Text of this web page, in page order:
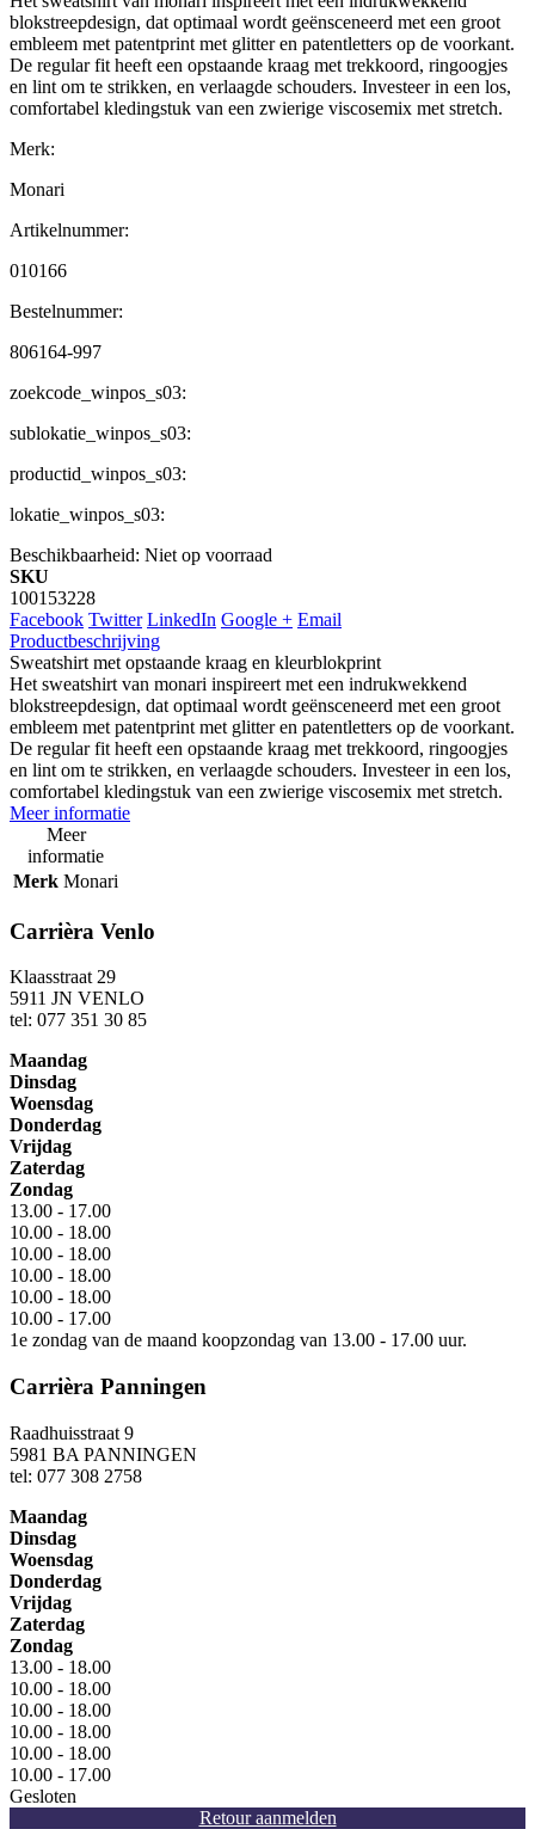
blokstreepdesign, dat optimaal wordt geënsceneerd met een groot
embleem met patentprint met glitter en patentletters op de voorkant.
De regular fit heeft een opstaande kraag met trekkoord, ringoogjes
en lint om te strikken, en verlaagde schouders. Investeer in een los,
comfortabel kledingstuk van een zwierige viscosemix met stretch.
Merk:
Monari
Artikelnummer:
010166
Bestelnummer:
806164-997
zoekcode_winpos_s03:
sublokatie_winpos_s03:
productid_winpos_s03:
lokatie_winpos_s03:
Beschikbaarheid: Niet op voorraad
SKU
100153228
Facebook Twitter LinkedIn Google + Email
Productbeschrijving
Sweatshirt met opstaande kraag en kleurblokprint
Het sweatshirt van monari inspireert met een indrukwekkend
blokstreepdesign, dat optimaal wordt geënsceneerd met een groot
embleem met patentprint met glitter en patentletters op de voorkant.
De regular fit heeft een opstaande kraag met trekkoord, ringoogjes
en lint om te strikken, en verlaagde schouders. Investeer in een los,
comfortabel kledingstuk van een zwierige viscosemix met stretch.
Meer informatie
Meer
informatie
Merk Monari
Carrièra Venlo
Klaasstraat 29
5911 JN VENLO
tel: 077 351 30 85
Maandag
Dinsdag
Woensdag
Donderdag
Vrijdag
Zaterdag
Zondag
13.00 - 17.00
10.00 - 18.00
10.00 - 18.00
10.00 - 18.00
10.00 - 18.00
10.00 - 17.00
1e zondag van de maand koopzondag van 13.00 - 17.00 uur.
Carrièra Panningen
Raadhuisstraat 9
5981 BA PANNINGEN
tel: 077 308 2758
Maandag
Dinsdag
Woensdag
Donderdag
Vrijdag
Zaterdag
Zondag
13.00 - 18.00
10.00 - 18.00
10.00 - 18.00
10.00 - 18.00
10.00 - 18.00
10.00 - 17.00
Gesloten
Retour aanmelden